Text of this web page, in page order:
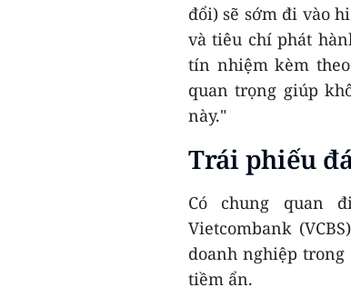
đổi) sẽ sớm đi vào
và tiêu chí phát
tín nhiệm kèm
quan trọng giúp
này."
Trái phiếu
Có chung quan
Vietcombank
doanh nghiệp
tiềm ẩn.